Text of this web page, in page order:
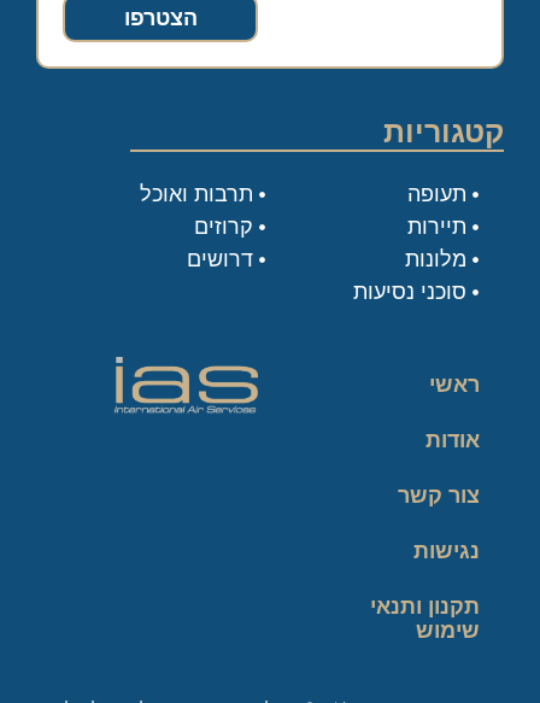
הצטרפו
קטגוריות
תעופה
תיירות
מלונות
סוכני נסיעות
תרבות ואוכל
קרוזים
דרושים
ראשי
אודות
צור קשר
נגישות
תקנון ותנאי
שימוש